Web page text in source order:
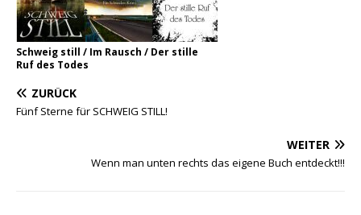
Schweig still / Im Rausch / Der stille
Ruf des Todes
ZURÜCK
Fünf Sterne für SCHWEIG STILL!
WEITER
Wenn man unten rechts das eigene Buch entdeckt!!!